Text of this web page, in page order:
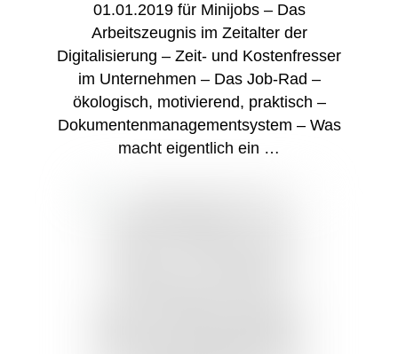
01.01.2019 für Minijobs – Das
Arbeitszeugnis im Zeitalter der
Digitalisierung – Zeit- und Kostenfresser
im Unternehmen – Das Job-Rad –
ökologisch, motivierend, praktisch –
Dokumentenmanagementsystem – Was
macht eigentlich ein …